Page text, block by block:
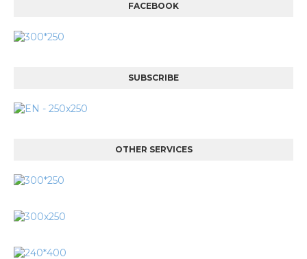
FACEBOOK
SUBSCRIBE
OTHER SERVICES